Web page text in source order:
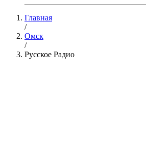
Главная
/
Омск
/
Русское Радио